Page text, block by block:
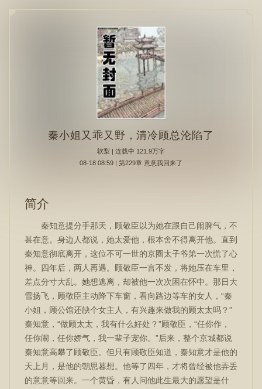
秦小姐又乖又野，清冷顾总沦陷了
软梨 | 连载中 121.9万字
08-18 08:59 | 第229章 意意我回来了
简介
秦知意提分手那天，顾敬臣以为她在跟自己闹脾气，不
甚在意。身边人都说，她太爱他，根本舍不得离开他。直到
秦知意彻底离开，这位不可一世的京圈太子爷第一次慌了心
神。四年后，两人再遇。顾敬臣一言不发，将她压在车里，
差点分寸大乱。她想逃离，却被他一次次困在怀中。那日大
雪扬飞，顾敬臣主动降下车窗，看向路边等车的女人，“秦
小姐，顾公馆还缺个女主人，有兴趣来做我的顾太太吗？”
秦知意，“做顾太太，我有什么好处？”顾敬臣，“任你作，
任你闹，任你娇气，我一辈子宠你。”后来，整个京城都说
秦知意高攀了顾敬臣。但只有顾敬臣知道，秦知意才是他的
天上月，是他的朝思暮想。他等了四年，才将曾经被他弄丢
的意意等回来。一个黄昏，有人问他此生最大的愿望是什